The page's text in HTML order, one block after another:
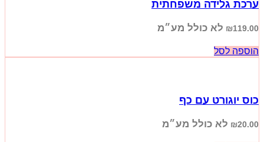
ערכת גלידה משפחתית
₪119.00 לא כולל מע״מ
הוספה לסל
כוס יוגורט עם כף
₪20.00 לא כולל מע״מ